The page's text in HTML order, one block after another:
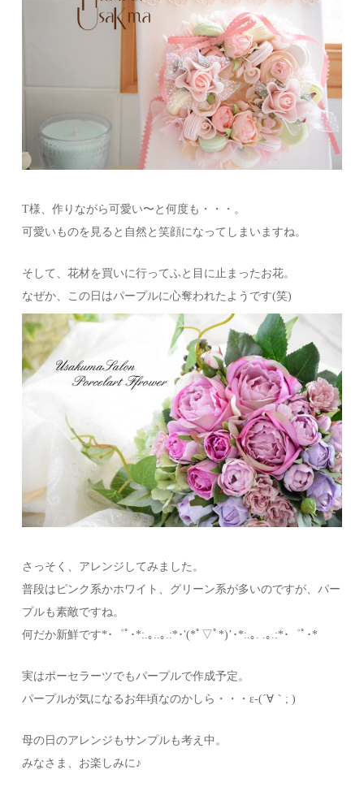
T様、作りながら可愛い〜と何度も・・・。
可愛いものを見ると自然と笑顔になってしまいますね。
そして、花材を買いに行ってふと目に止まったお花。
なぜか、この日はパープルに心奪われたようです(笑)
さっそく、アレンジしてみました。
普段はピンク系かホワイト、グリーン系が多いのですが、パー
プルも素敵ですね。
何だか新鮮です*･゜ﾟ･*:.｡..｡.:*･'(*ﾟ▽ﾟ*)’･*:.｡. .｡.:*･゜ﾟ･*
実はポーセラーツでもパープルで作成予定。
パープルが気になるお年頃なのかしら・・・ε-(´∀｀; )
母の日のアレンジもサンプルも考え中。
みなさま、お楽しみに♪